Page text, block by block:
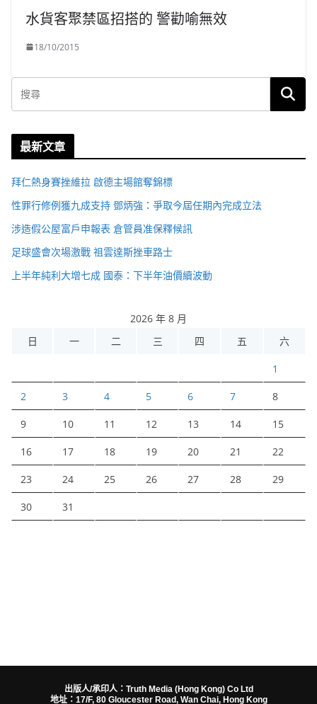
水貨客聚禁區招搭的 警勸喻無效
18/10/2015
最新文章
拜仁熱身賽挫維拉 啟德主場館奪錦標
性罪行修例獲九成支持 鄧炳強：爭取今屆任期內完成立法
涉造假公屋富戶申報表 倉管員准保釋候訊
足球盛會次場激戰 祖雲達斯挫車路士
上半年純利大增七成 國泰：下半年油價續波動
2026 年 8 月
日
一 二 三 四 五 六
1
2 3 4 5 6 7 8
9 10 11 12 13 14 15
16 17 18 19 20 21 22
23 24 25 26 27 28 29
30 31
出版人/承印人：Truth Media (Hong Kong) Co Ltd
地址：17/F, 80 Gloucester Road, Wan Chai, Hong Kong